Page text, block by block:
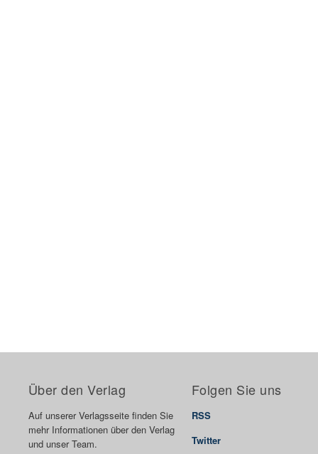
Über den Verlag
Auf unserer Verlagsseite finden Sie
mehr Informationen über den Verlag
und unser Team.
Folgen Sie uns
RSS
Twitter